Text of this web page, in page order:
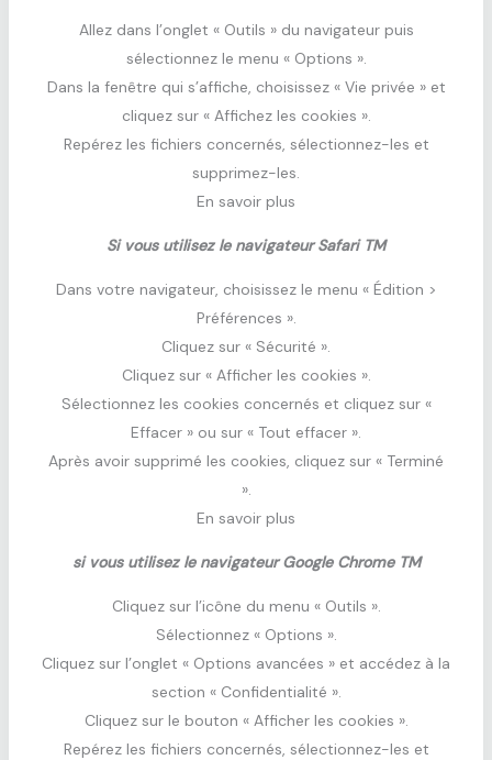
Allez dans l’onglet « Outils » du navigateur puis
sélectionnez le menu « Options ».
Dans la fenêtre qui s’affiche, choisissez « Vie privée » et
cliquez sur « Affichez les cookies ».
Repérez les fichiers concernés, sélectionnez-les et
supprimez-les.
En savoir plus
Si vous utilisez le navigateur Safari TM
Dans votre navigateur, choisissez le menu « Édition >
Préférences ».
Cliquez sur « Sécurité ».
Cliquez sur « Afficher les cookies ».
Sélectionnez les cookies concernés et cliquez sur «
Effacer » ou sur « Tout effacer ».
Après avoir supprimé les cookies, cliquez sur « Terminé
».
En savoir plus
si vous utilisez le navigateur Google Chrome TM
Cliquez sur l’icône du menu « Outils ».
Sélectionnez « Options ».
Cliquez sur l’onglet « Options avancées » et accédez à la
section « Confidentialité ».
Cliquez sur le bouton « Afficher les cookies ».
Repérez les fichiers concernés, sélectionnez-les et